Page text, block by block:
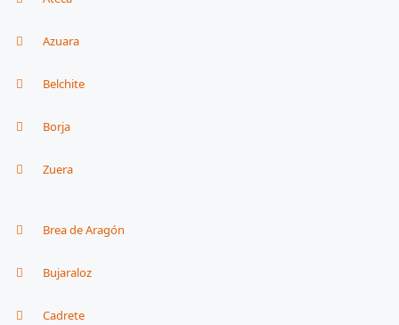
Azuara
Belchite
Borja
Zuera
Brea de Aragón
Bujaraloz
Cadrete